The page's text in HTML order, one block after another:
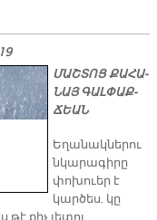
ՄԱՇ­ՏՈՑ ՔԱ­ՀԱ­
ՆԱՅ ԳԱԼ­ՓԱՔ­
ՃԵԱՆ
Եղանակներու
նկարագիրը
փոխուեր է
կարծես. կը